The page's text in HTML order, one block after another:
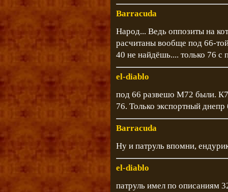
Barracuda
Народ... Ведь оппозиты на
расчитаны вообще под 66-
40 не найдёшь.... только 76
el-diablo
под 66 развешо М72 были.
76. Только экспортный
Barracuda
Ну и патруль впомни,
el-diablo
патруль имел по описаниям